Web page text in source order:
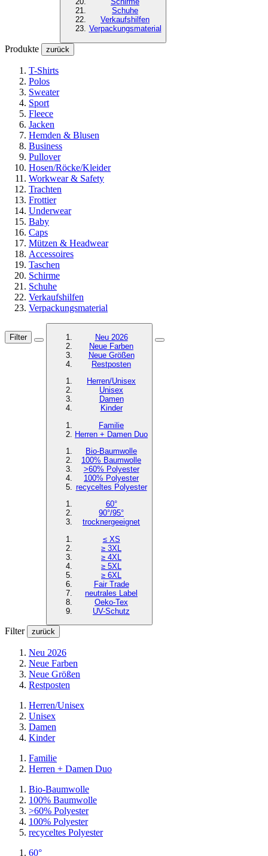
Schuhe
Verkaufshilfen
Verpackungsmaterial
Produkte zurück
T-Shirts
Polos
Sweater
Sport
Fleece
Jacken
Hemden & Blusen
Business
Pullover
Hosen/Röcke/Kleider
Workwear & Safety
Trachten
Frottier
Underwear
Baby
Caps
Mützen & Headwear
Accessoires
Taschen
Schirme
Schuhe
Verkaufshilfen
Verpackungsmaterial
Filter
Neu 2026
Neue Farben
Neue Größen
Restposten
Herren/Unisex
Unisex
Damen
Kinder
Familie
Herren + Damen Duo
Bio-Baumwolle
100% Baumwolle
>60% Polyester
100% Polyester
recyceltes Polyester
60°
90°/95°
trocknergeeignet
≤ XS
≥ 3XL
≥ 4XL
≥ 5XL
≥ 6XL
Fair Trade
neutrales Label
Oeko-Tex
UV-Schutz
Filter zurück
Neu 2026
Neue Farben
Neue Größen
Restposten
Herren/Unisex
Unisex
Damen
Kinder
Familie
Herren + Damen Duo
Bio-Baumwolle
100% Baumwolle
>60% Polyester
100% Polyester
recyceltes Polyester
60°